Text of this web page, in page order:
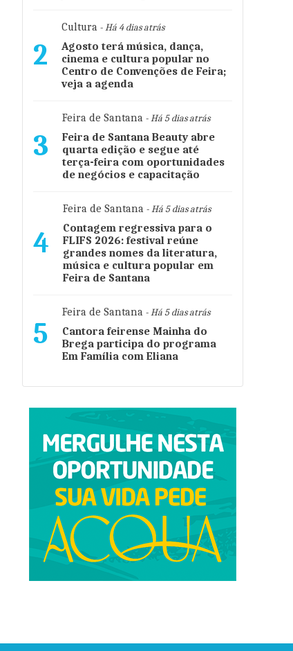
2
Cultura - Há 4 dias atrás
Agosto terá música, dança,
cinema e cultura popular no
Centro de Convenções de Feira;
veja a agenda
3
Feira de Santana - Há 5 dias atrás
Feira de Santana Beauty abre
quarta edição e segue até
terça-feira com oportunidades
de negócios e capacitação
4
Feira de Santana - Há 5 dias atrás
Contagem regressiva para o
FLIFS 2026: festival reúne
grandes nomes da literatura,
música e cultura popular em
Feira de Santana
5
Feira de Santana - Há 5 dias atrás
Cantora feirense Mainha do
Brega participa do programa
Em Família com Eliana